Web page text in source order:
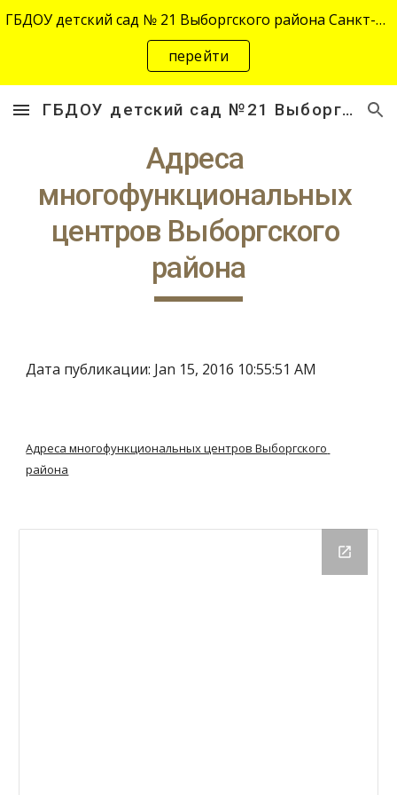
Skip to main content Skip to navigation
ГБДОУ детский сад № 21 Выборгского района Санкт-Петербурга переехал на новый адрес "site-2645.siteedu.ru".
перейти
ГБДОУ детский сад №21 Выборгского района Санкт-Петербурга
Адреса
многофункциональных
центров Выборгского
района
Дата публикации: Jan 15, 2016 10:55:51 AM
Адреса многофункциональных центров Выборгского
района